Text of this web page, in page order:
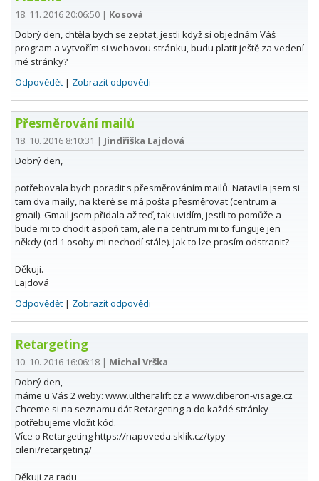
18. 11. 2016 20:06:50 | Kosová
Dobrý den, chtěla bych se zeptat, jestli když si objednám Váš
program a vytvořím si webovou stránku, budu platit ještě za vedení
mé stránky?
Odpovědět | Zobrazit odpovědi
Přesměrování mailů
18. 10. 2016 8:10:31 | Jindřiška Lajdová
Dobrý den,
potřebovala bych poradit s přesměrováním mailů. Natavila jsem si
tam dva maily, na které se má pošta přesměrovat (centrum a
gmail). Gmail jsem přidala až teď, tak uvidím, jestli to pomůže a
bude mi to chodit aspoň tam, ale na centrum mi to funguje jen
někdy (od 1 osoby mi nechodí stále). Jak to lze prosím odstranit?
Děkuji.
Lajdová
Odpovědět | Zobrazit odpovědi
Retargeting
10. 10. 2016 16:06:18 | Michal Vrška
Dobrý den,
máme u Vás 2 weby: www.ultheralift.cz a www.diberon-visage.cz
Chceme si na seznamu dát Retargeting a do každé stránky
potřebujeme vložit kód.
Více o Retargeting https://napoveda.sklik.cz/typy-
cileni/retargeting/
Děkuji za radu